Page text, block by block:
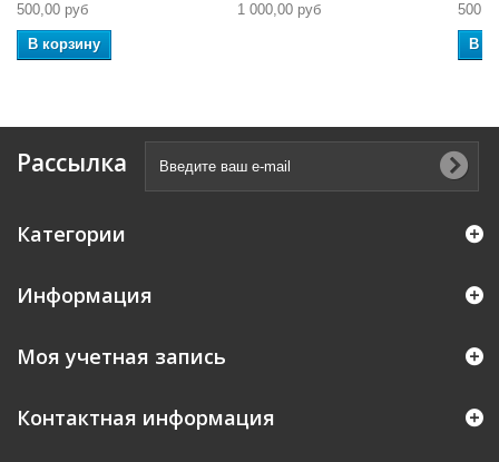
500,00 руб
В корзину
1 000,00 руб
В
Рассылка
Категории
Информация
Моя учетная запись
Контактная информация